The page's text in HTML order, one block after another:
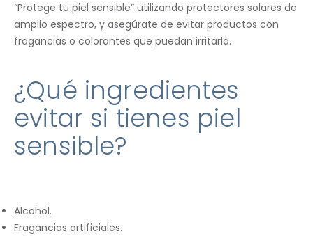
“Protege tu piel sensible” utilizando protectores solares de
amplio espectro, y asegúrate de evitar productos con
fragancias o colorantes que puedan irritarla.
¿Qué ingredientes
evitar si tienes piel
sensible?
Alcohol.
Fragancias artificiales.